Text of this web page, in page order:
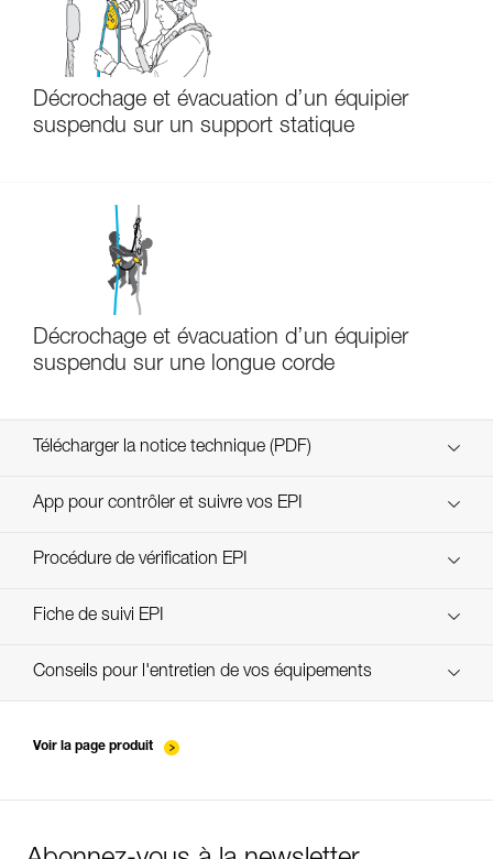
Décrochage et évacuation d’un équipier
suspendu sur un support statique
Décrochage et évacuation d’un équipier
suspendu sur une longue corde
Télécharger la notice technique (PDF)
Technical Notice
App pour contrôler et suivre vos EPI
découvrez ePPEcentre
Procédure de vérification EPI
verif-EPI-poulies-procedure-FR
Fiche de suivi EPI
verif-EPI-poulies-suivi-FR
Conseils pour l'entretien de vos équipements
Voir la page produit